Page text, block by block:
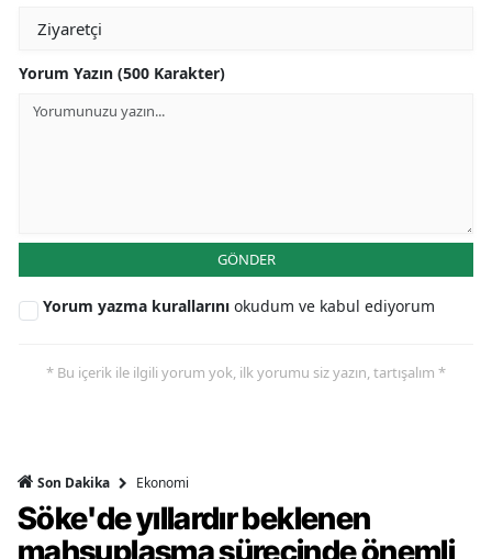
Yorum Yazın (500 Karakter)
GÖNDER
Yorum yazma kurallarını okudum ve kabul ediyorum
* Bu içerik ile ilgili yorum yok, ilk yorumu siz yazın, tartışalım *
Son Dakika Ekonomi
Söke'de yıllardır beklenen
mahsuplaşma sürecinde önemli